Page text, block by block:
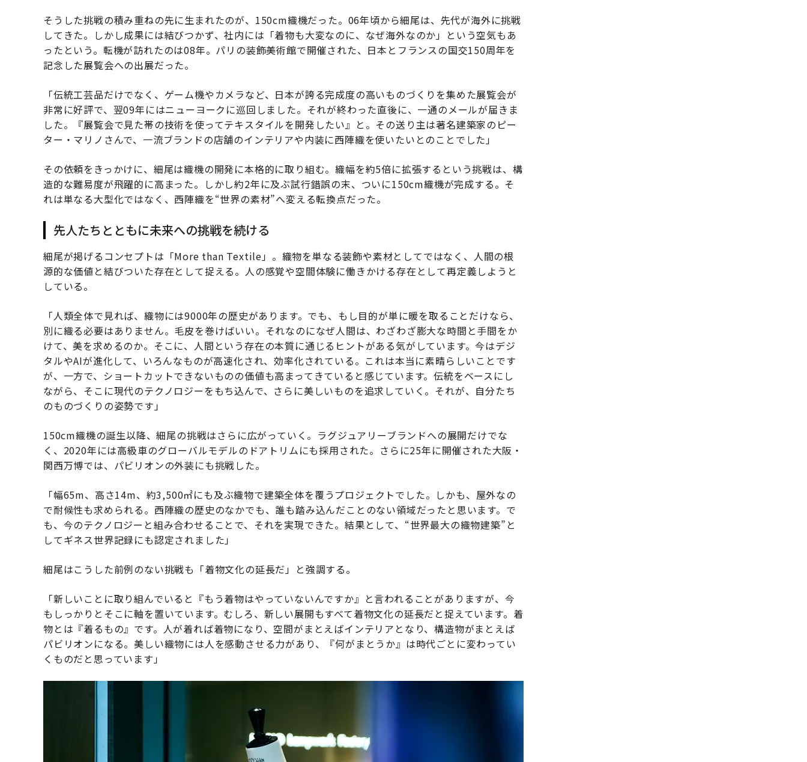
そうした挑戦の積み重ねの先に生まれたのが、150cm織機だった。06年頃から細尾は、先代が海外に挑戦
してきた。しかし成果には結びつかず、社内には「着物も大変なのに、なぜ海外なのか」という空気もあ
ったという。転機が訪れたのは08年。パリの装飾美術館で開催された、日本とフランスの国交150周年を
記念した展覧会への出展だった。
「伝統工芸品だけでなく、ゲーム機やカメラなど、日本が誇る完成度の高いものづくりを集めた展覧会が
非常に好評で、翌09年にはニューヨークに巡回しました。それが終わった直後に、一通のメールが届きま
した。『展覧会で見た帯の技術を使ってテキスタイルを開発したい』と。その送り主は著名建築家のピー
ター・マリノさんで、一流ブランドの店舗のインテリアや内装に西陣織を使いたいとのことでした」
その依頼をきっかけに、細尾は織機の開発に本格的に取り組む。織幅を約5倍に拡張するという挑戦は、構
造的な難易度が飛躍的に高まった。しかし約2年に及ぶ試行錯誤の末、ついに150cm織機が完成する。そ
れは単なる大型化ではなく、西陣織を“世界の素材”へ変える転換点だった。
先人たちとともに未来への挑戦を続ける
細尾が掲げるコンセプトは「More than Textile」。織物を単なる装飾や素材としてではなく、人間の根
源的な価値と結びついた存在として捉える。人の感覚や空間体験に働きかける存在として再定義しようと
している。
「人類全体で見れば、織物には9000年の歴史があります。でも、もし目的が単に暖を取ることだけなら、
別に織る必要はありません。毛皮を巻けばいい。それなのになぜ人間は、わざわざ膨大な時間と手間をか
けて、美を求めるのか。そこに、人間という存在の本質に通じるヒントがある気がしています。今はデジ
タルやAIが進化して、いろんなものが高速化され、効率化されている。これは本当に素晴らしいことです
が、一方で、ショートカットできないものの価値も高まってきていると感じています。伝統をベースにし
ながら、そこに現代のテクノロジーをもち込んで、さらに美しいものを追求していく。それが、自分たち
のものづくりの姿勢です」
150cm織機の誕生以降、細尾の挑戦はさらに広がっていく。ラグジュアリーブランドへの展開だけでな
く、2020年には高級車のグローバルモデルのドアトリムにも採用された。さらに25年に開催された大阪・
関西万博では、パビリオンの外装にも挑戦した。
「幅65m、高さ14m、約3,500㎡にも及ぶ織物で建築全体を覆うプロジェクトでした。しかも、屋外なの
で耐候性も求められる。西陣織の歴史のなかでも、誰も踏み込んだことのない領域だったと思います。で
も、今のテクノロジーと組み合わせることで、それを実現できた。結果として、“世界最大の織物建築”と
してギネス世界記録にも認定されました」
細尾はこうした前例のない挑戦も「着物文化の延長だ」と強調する。
「新しいことに取り組んでいると『もう着物はやっていないんですか』と言われることがありますが、今
もしっかりとそこに軸を置いています。むしろ、新しい展開もすべて着物文化の延長だと捉えています。着
物とは『着るもの』です。人が着れば着物になり、空間がまとえばインテリアとなり、構造物がまとえば
パビリオンになる。美しい織物には人を感動させる力があり、『何がまとうか』は時代ごとに変わってい
くものだと思っています」